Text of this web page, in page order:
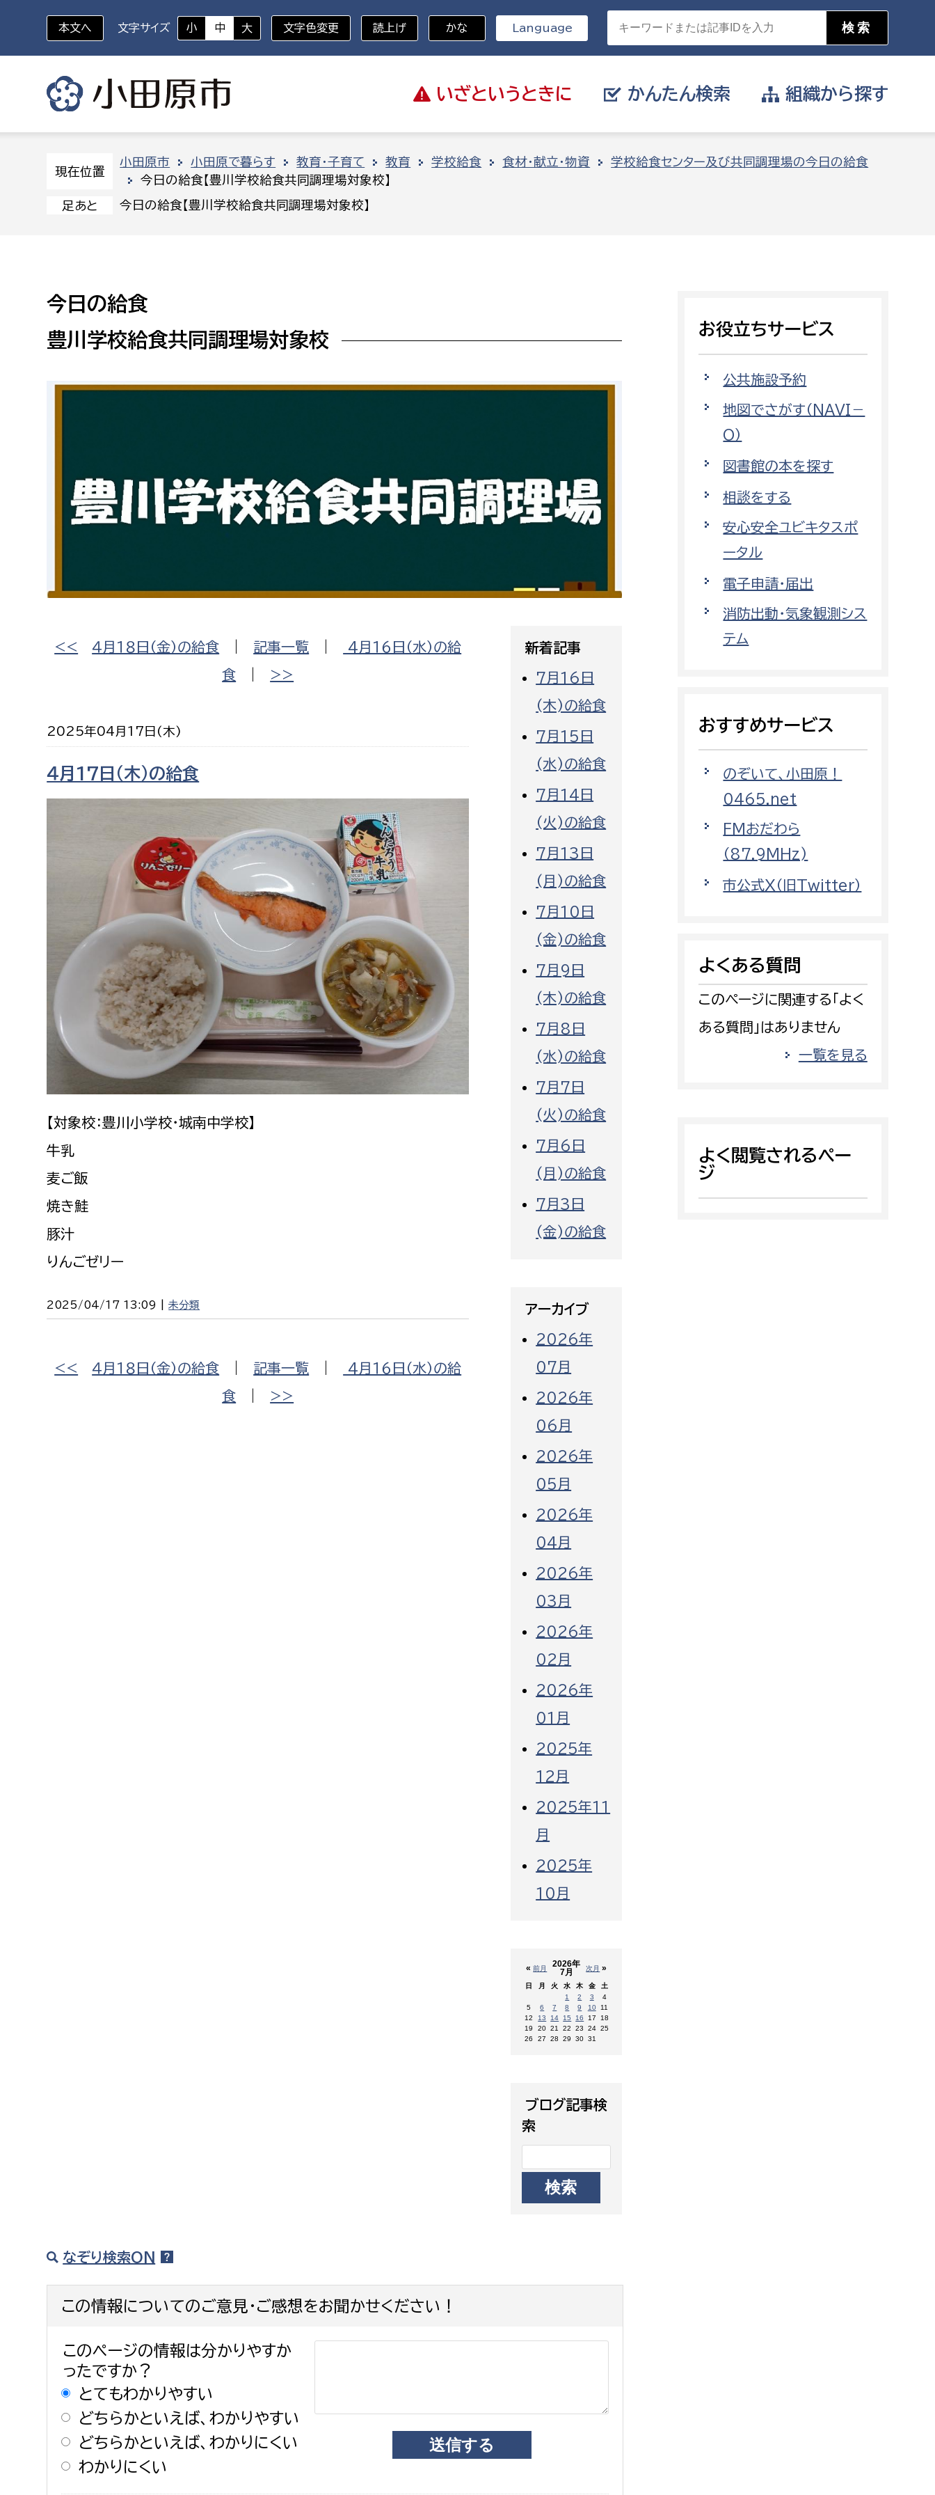
いざと いうときに
いざというときに
休日救急外来 防災・ハザードマップ
かんたん検索
対象者を選択
新生児・乳幼児
高校生・大学生など
障がい者
求職者
ペット
分野を選択
戸籍
都市基盤
観光
目的を選択
相談をしたい
働きたい
小田原のことを知りたい
イベント・講座などに参加したい
組織から探す
組織から探す
人権・男女共同参画課
戸籍住民課
文化財課
図書館
環境部
環境政策課
ゼロカーボン推進課
環境保護課
環境事業センター
福祉健康部
保険課
子ども若者部
子ども政策課
保育課
経済部
農政課
水産海浜課
都市政策課
開発審査課
道水路整備課
みどり公園課
建築課
出納室
市立総合医療センター
患者サポートセンター
病院管理局：経営管理課
病院管理局：施設用度課
消防
消防総務課
予防課
警防計画課
警防第1課
警防第2課
上下水道局
経営総務課
給排水業務課
水道整備課
下水道整備課
教育部
教育総務課
保健給食課
選挙管理委員会事務局
選挙管理委員会事務局
監査事務局
農業委員会事務局
農業委員会事務局
本文へ 文字サイズ 小 中 大 文字色変更 読上げ かな Language
現在位置
小田原市 小田原で暮らす 教育・子育て 教育 学校給食 食材・献立・物資
学校給食センター及び共同調理場の今日の給食
今日の給食【豊川学校給食共同調理場対象校】
足あと 今日の給食【豊川学校給食共同調理場対象校】
今日の給食
豊川学校給食共同調理場対象校
<< ４月１８日（金）の給食 記事一覧
4月１６日（水）の給
食
>>
2025年04月17日(木)
４月17日（木）の給食
【対象校：豊川小学校・城南中学校】
牛乳
麦ご飯
焼き鮭
豚汁
りんごゼリー
2025/04/17 13:09 |未分類
<< ４月１８日（金）の給食 記事一覧
4月１６日（水）の給
食
>>
新着記事
7月16日
(木)の給食
7月15日
(水)の給食
7月14日
(火)の給食
7月13日
(月)の給食
7月10日
(金)の給食
7月9日
(木)の給食
7月8日
(水)の給食
7月7日
(火)の給食
7月6日
(月)の給食
7月3日
(金)の給食
アーカイブ
2026年
07月
2026年
06月
2026年
05月
2026年
04月
2026年
03月
2026年
02月
2026年
01月
2025年
12月
2025年11
月
2025年
10月
«前月 次月 »
2026年
7月
日 月 火 水 木 金
土
1
2 3
4
5
6 7 8 9 10 11
12
13 14 15 16 17
18
19
20 21 22 23 24 25
26
27 28 29 30 31
ブログ記事検
索
なぞり検索ON
この情報についてのご意見・ご感想をお聞かせください！
このページの情報は分かりやすか
ったですか？
とてもわかりやすい
どちらかといえば、わかりやすい
どちらかといえば、わかりにくい
わかりにくい
お役立ちサービス
公共施設予約
地図でさがす（NAVI－
O）
図書館の本を探す
相談をする
安心安全ユビキタスポ
ータル
電子申請・届出
消防出動・気象観測シス
テム
おすすめサービス
のぞいて、小田原！
0465.net
FMおだわら
（87.9MHz)
市公式X（旧Twitter）
よくある質問
このページに関連する「よく
ある質問」はありません
一覧を見る
よく閲覧されるペー
ジ